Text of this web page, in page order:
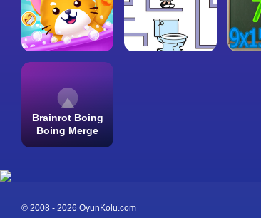
Brainrot Boing
Boing Merge
© 2008 - 2026 OyunKolu.com